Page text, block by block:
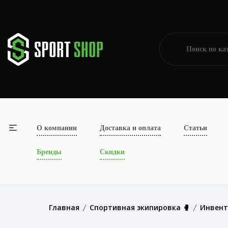
О компании Доставка и оплата Статьи
Бренды Скидки
Главная Спортивная экипировка 🥊